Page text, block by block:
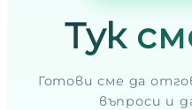
Тук
Готови сме да
въпроси и